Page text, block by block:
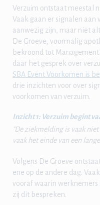
Verzuim ontstaat meestal
Vaak gaan er signalen
aanwezig zijn, maar niet
De Groeve, voormalig
bekroond tot
daar het gesprek over
SBA Event Voorkomen is
drie inzichten voor over
voorkomen van verzuim.
Inzicht 1: Verzuim begint
"De ziekmelding is vaak
vaak het einde van een
Volgens De Groeve
ene op de andere dag.
vooraf waarin
zij dit bespreken.